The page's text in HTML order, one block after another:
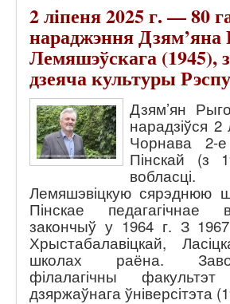
2 ліпеня 2025 г. — 80
нараджэння Дзям’яна
Лемяшэўскага (1945),
дзеяча культуры
Дзям’ян
нарадзіўся 2
Чорнава 2-
Пінскай (з
Лемяшэвіцкую сярэднюю
Пінскае педагагічнае
закончыў у 1964 г. З
Хрыстабалавіцкай,
школах раёна.
філалагічны факультэт
дзяржаўнага ўніверсітэта